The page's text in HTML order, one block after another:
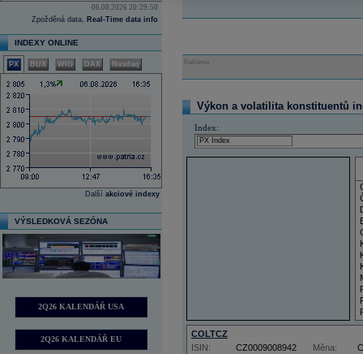
06.08.2026 20:29:50
Zpožděná data, Real-Time data info
INDEXY ONLINE
PX BUX WIG DAX Nasdaq
Další akciové indexy
VÝSLEDKOVÁ SEZÓNA
2Q26 KALENDÁŘ USA
2Q26 KALENDÁŘ EU
Reklama
Výkon a volatilita konstituentů
Index:
COLTCZ
ISIN: CZ0009008942 Měna: